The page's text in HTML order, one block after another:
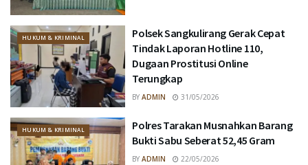
HUKUM & KRIMINAL
Polsek Sangkulirang Gerak Cepat
Tindak Laporan Hotline 110,
Dugaan Prostitusi Online
Terungkap
BY ADMIN 31/05/2026
HUKUM & KRIMINAL
Polres Tarakan Musnahkan Barang
Bukti Sabu Seberat 52,45 Gram
BY ADMIN 22/05/2026